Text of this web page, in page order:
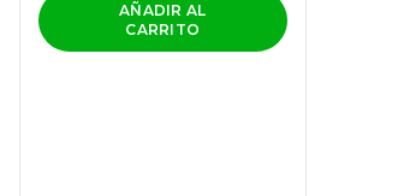
AÑADIR AL
CARRITO